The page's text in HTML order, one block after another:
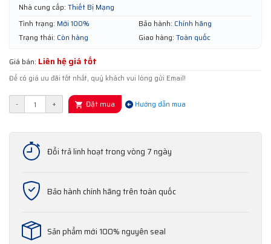
Nhà cung cấp: Thiết Bị Mạng
Tình trạng: Mới 100% Bảo hành: Chính hãng
Trạng thái: Còn hàng Giao hàng: Toàn quốc
Giá bán: Liên hệ giá tốt
Để có giá ưu đãi tốt nhất, quý khách vui lòng gửi Email!
- + Đặt mua Hướng dẫn mua
Đổi trả linh hoạt trong vòng 7 ngày
Bảo hành chính hãng trên toàn quốc
Sản phẩm mới 100% nguyên seal